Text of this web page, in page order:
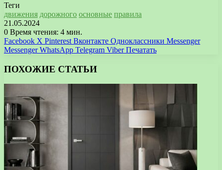
Теги
движения дорожного основные правила
21.05.2024
0 Время чтения: 4 мин.
Facebook X Pinterest Вконтакте Одноклассники Messenger
Messenger WhatsApp Telegram Viber Печатать
ПОХОЖИЕ СТАТЬИ